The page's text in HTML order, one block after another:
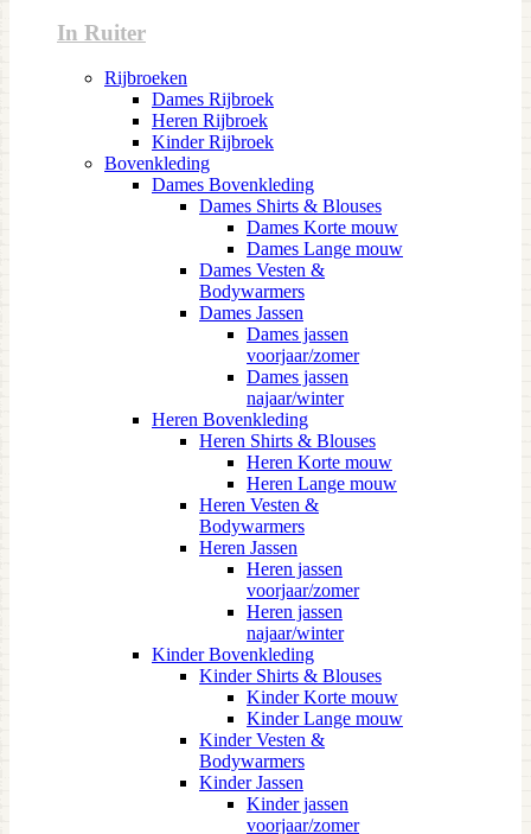
In Ruiter
Rijbroeken
Dames Rijbroek
Heren Rijbroek
Kinder Rijbroek
Bovenkleding
Dames Bovenkleding
Dames Shirts & Blouses
Dames Korte mouw
Dames Lange mouw
Dames Vesten &
Bodywarmers
Dames Jassen
Dames jassen
voorjaar/zomer
Dames jassen
najaar/winter
Heren Bovenkleding
Heren Shirts & Blouses
Heren Korte mouw
Heren Lange mouw
Heren Vesten &
Bodywarmers
Heren Jassen
Heren jassen
voorjaar/zomer
Heren jassen
najaar/winter
Kinder Bovenkleding
Kinder Shirts & Blouses
Kinder Korte mouw
Kinder Lange mouw
Kinder Vesten &
Bodywarmers
Kinder Jassen
Kinder jassen
voorjaar/zomer